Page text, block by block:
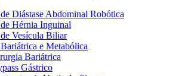
Diástase Abdominal Robótica
Hérnia Inguinal
Vesícula Biliar
e Metabólica
Bariátrica
Gástrico